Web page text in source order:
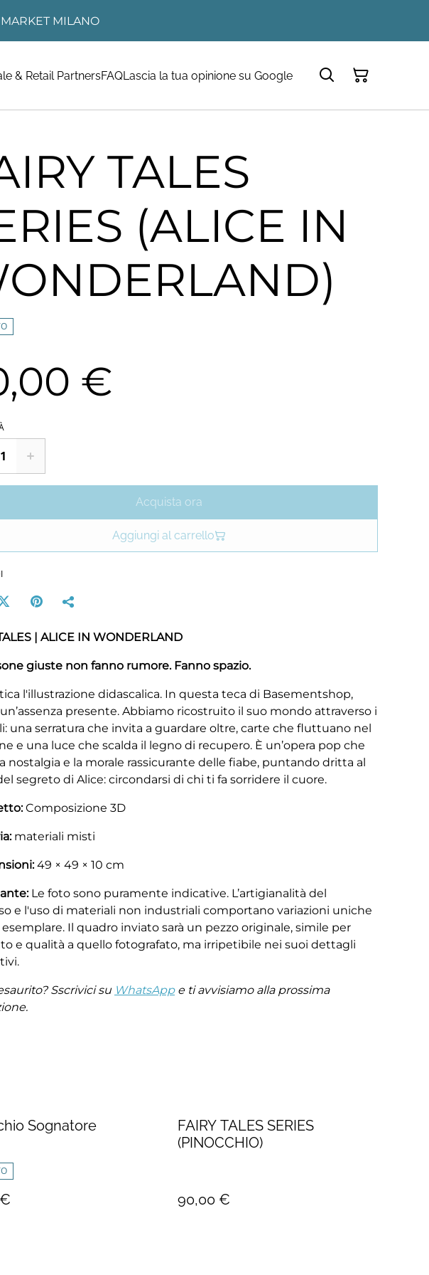
MILANO
& Retail PartnersFAQLascia la tua opinione su Google
TALES
(ALICE IN
€
Acquista ora
Aggiungi al carrello
| ALICE IN WONDERLAND
giuste non fanno rumore. Fanno spazio.
l'illustrazione didascalica. In questa teca di Basementshop,
presente. Abbiamo ricostruito il suo mondo attraverso i
una serratura che invita a guardare oltre, carte che fluttuano nel
e una luce che scalda il legno di recupero. È un’opera pop che
nostalgia e la morale rassicurante delle fiabe, puntando dritta al
segreto di Alice: circondarsi di chi ti fa sorridere il cuore.
Composizione 3D
materiali misti
49 × 49 × 10 cm
Le foto sono puramente indicative. L’artigianalità del
e l'uso di materiali non industriali comportano variazioni uniche
Il quadro inviato sarà un pezzo originale, simile per
e qualità a quello fotografato, ma irripetibile nei suoi dettagli
Sscrivici su WhatsAppe ti avvisiamo alla prossima
Sognatore
FAIRY TALES SERIES
(PINOCCHIO)
90,00 €